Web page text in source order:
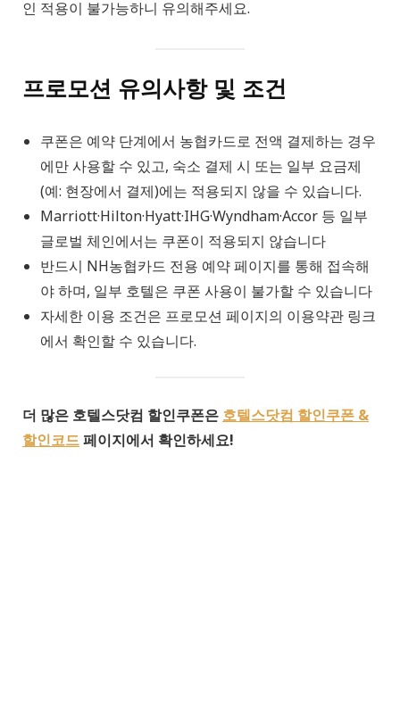
인 적용이 불가능하니 유의해주세요.
프로모션 유의사항 및 조건
쿠폰은 예약 단계에서 농협카드로 전액 결제하는 경우
에만 사용할 수 있고, 숙소 결제 시 또는 일부 요금제
(예: 현장에서 결제)에는 적용되지 않을 수 있습니다.
Marriott·Hilton·Hyatt·IHG·Wyndham·Accor 등 일부
글로벌 체인에서는 쿠폰이 적용되지 않습니다
반드시 NH농협카드 전용 예약 페이지를 통해 접속해
야 하며, 일부 호텔은 쿠폰 사용이 불가할 수 있습니다
자세한 이용 조건은 프로모션 페이지의 이용약관 링크
에서 확인할 수 있습니다.
더 많은 호텔스닷컴 할인쿠폰은 호텔스닷컴 할인쿠폰 &
할인코드페이지에서 확인하세요!